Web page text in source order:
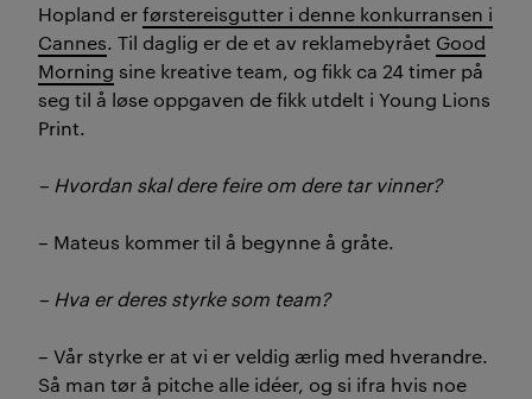
Hopland erførstereisgutter i denne konkurransen i
Cannes. Til daglig er de et av reklamebyrået Good
Morning sine kreative team, og fikk ca 24 timer på
seg til å løse oppgaven de fikk utdelt i Young Lions
Print.
– Hvordan skal dere feire om dere tar vinner?
– Mateus kommer til å begynne å gråte.
– Hva er deres styrke som team?
– Vår styrke er at vi er veldig ærlig med hverandre.
Så man tør å pitche alle idéer, og si ifra hvis noe